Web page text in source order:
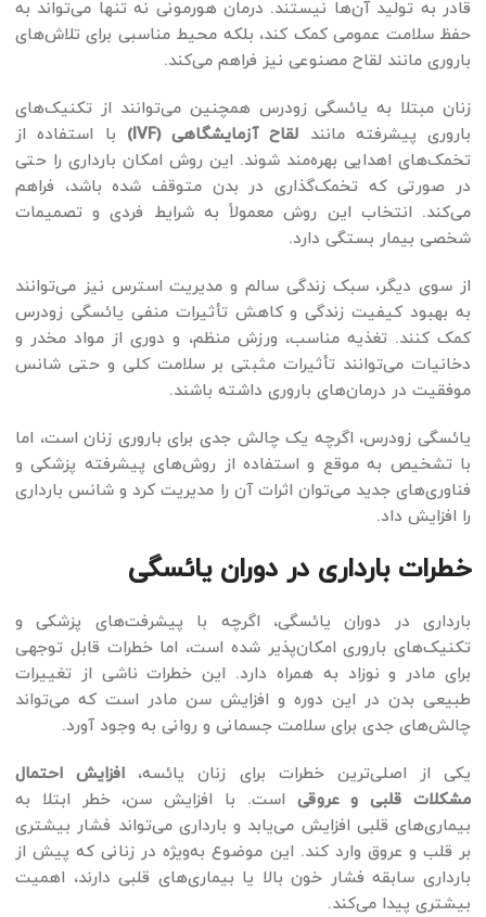
قادر به تولید آن‌ها نیستند. درمان هورمونی نه تنها می‌تواند به
حفظ سلامت عمومی کمک کند، بلکه محیط مناسبی برای تلاش‌های
باروری مانند لقاح مصنوعی نیز فراهم می‌کند.
زنان مبتلا به یائسگی زودرس همچنین می‌توانند از تکنیک‌های
باروری پیشرفته مانند لقاح آزمایشگاهی (IVF)
با استفاده از
تخمک‌های اهدایی بهره‌مند شوند. این روش امکان بارداری را حتی
در صورتی که تخمک‌گذاری در بدن متوقف شده باشد، فراهم
می‌کند. انتخاب این روش معمولاً به شرایط فردی و تصمیمات
شخصی بیمار بستگی دارد.
از سوی دیگر، سبک زندگی سالم و مدیریت استرس نیز می‌توانند
به بهبود کیفیت زندگی و کاهش تأثیرات منفی یائسگی زودرس
کمک کنند. تغذیه مناسب، ورزش منظم، و دوری از مواد مخدر و
دخانیات می‌توانند تأثیرات مثبتی بر سلامت کلی و حتی شانس
موفقیت در درمان‌های باروری داشته باشند.
یائسگی زودرس، اگرچه یک چالش جدی برای باروری زنان است، اما
با تشخیص به موقع و استفاده از روش‌های پیشرفته پزشکی و
فناوری‌های جدید می‌توان اثرات آن را مدیریت کرد و شانس بارداری
را افزایش داد.
خطرات بارداری در دوران یائسگی
بارداری در دوران یائسگی، اگرچه با پیشرفت‌های پزشکی و
تکنیک‌های باروری امکان‌پذیر شده است، اما خطرات قابل توجهی
برای مادر و نوزاد به همراه دارد. این خطرات ناشی از تغییرات
طبیعی بدن در این دوره و افزایش سن مادر است که می‌تواند
چالش‌های جدی برای سلامت جسمانی و روانی به وجود آورد.
یکی از اصلی‌ترین خطرات برای زنان یائسه، افزایش احتمال
مشکلات قلبی و عروقی است. با افزایش سن، خطر ابتلا به
بیماری‌های قلبی افزایش می‌یابد و بارداری می‌تواند فشار بیشتری
بر قلب و عروق وارد کند. این موضوع به‌ویژه در زنانی که پیش از
بارداری سابقه فشار خون بالا یا بیماری‌های قلبی دارند، اهمیت
بیشتری پیدا می‌کند.